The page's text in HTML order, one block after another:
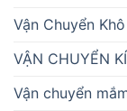
Vận Chuyển
VẬN CHUYỂN
Vận chuyển